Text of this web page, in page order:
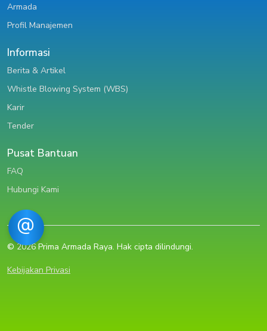
Armada
Profil Manajemen
Informasi
Berita & Artikel
Whistle Blowing System (WBS)
Karir
Tender
Pusat Bantuan
FAQ
Hubungi Kami
© 2026 Prima Armada Raya. Hak cipta dilindungi.
Kebijakan Privasi